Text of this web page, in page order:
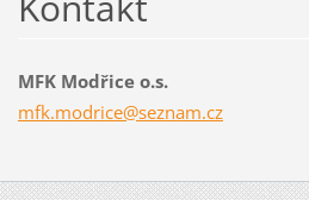
MFK Modřice o.s.
mfk.modrice@seznam.cz